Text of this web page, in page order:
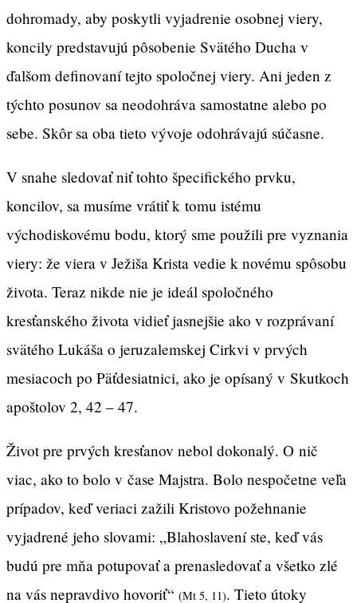
dohromady, aby poskytli vyjadrenie osobnej viery,
koncily predstavujú pôsobenie Svätého Ducha v
ďalšom definovaní tejto spoločnej viery. Ani jeden z
týchto posunov sa neodohráva samostatne alebo po
sebe. Skôr sa oba tieto vývoje odohrávajú súčasne.
V snahe sledovať niť tohto špecifického prvku,
koncilov, sa musíme vrátiť k tomu istému
východiskovému bodu, ktorý sme použili pre vyznania
viery: že viera v Ježiša Krista vedie k novému spôsobu
života. Teraz nikde nie je ideál spoločného
kresťanského života vidieť jasnejšie ako v rozprávaní
svätého Lukáša o jeruzalemskej Cirkvi v prvých
mesiacoch po Päťdesiatnici, ako je opísaný v Skutkoch
apoštolov 2, 42 – 47.
Život pre prvých kresťanov nebol dokonalý. O nič
viac, ako to bolo v čase Majstra. Bolo nespočetne veľa
prípadov, keď veriaci zažili Kristovo požehnanie
vyjadrené jeho slovami: „Blahoslavení ste, keď vás
budú pre mňa potupovať a prenasledovať a všetko zlé
na vás nepravdivo hovoriť“ (Mt 5, 11). Tieto útoky